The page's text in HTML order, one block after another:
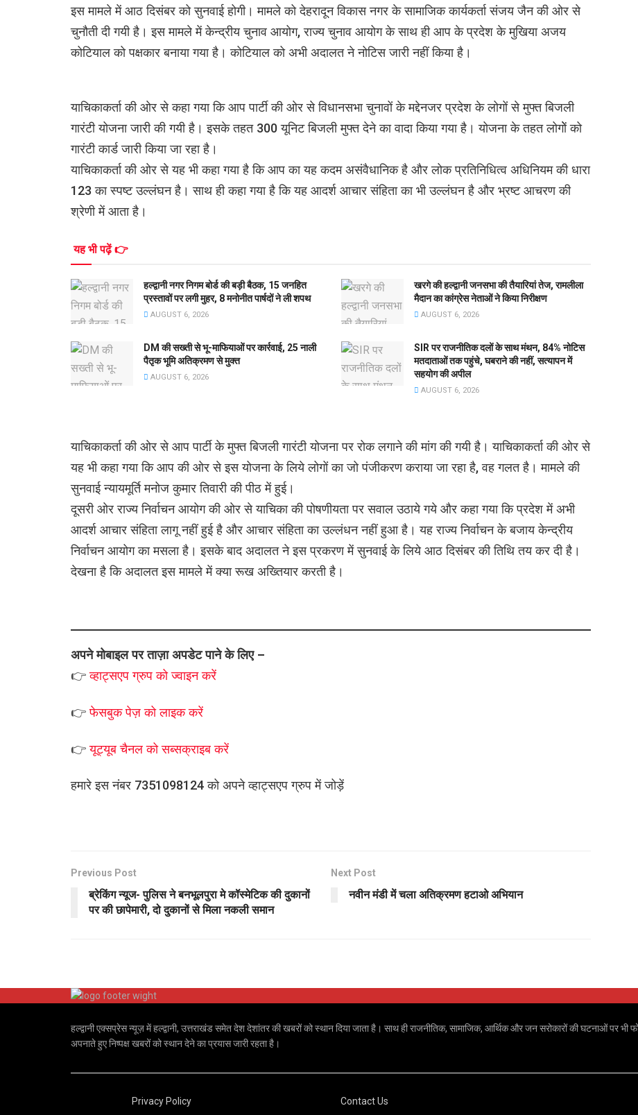
इस मामले में आठ दिसंबर को सुनवाई होगी। मामले को देहरादून विकास नगर के सामाजिक कार्यकर्ता संजय जैन की ओर से
चुनौती दी गयी है। इस मामले में केन्द्रीय चुनाव आयोग, राज्य चुनाव आयोग के साथ ही आप के प्रदेश के मुखिया अजय
कोटियाल को पक्षकार बनाया गया है। कोटियाल को अभी अदालत ने नोटिस जारी नहीं किया है।
याचिकाकर्ता की ओर से कहा गया कि आप पार्टी की ओर से विधानसभा चुनावों के मद्देनजर प्रदेश के लोगों से मुफ्त बिजली
गारंटी योजना जारी की गयी है। इसके तहत 300 यूनिट बिजली मुफ्त देने का वादा किया गया है। योजना के तहत लोगोें को
गारंटी कार्ड जारी किया जा रहा है।
याचिकाकर्ता की ओर से यह भी कहा गया है कि आप का यह कदम असंवैधानिक है और लोक प्रतिनिधित्व अधिनियम की धारा
123 का स्पष्ट उल्लंघन है। साथ ही कहा गया है कि यह आदर्श आचार संहिता का भी उल्लंघन है और भ्रष्ट आचरण की
श्रेणी में आता है।
यह भी पढ़ें 👉
हल्द्वानी नगर निगम बोर्ड की बड़ी बैठक, 15 जनहित
प्रस्तावों पर लगी मुहर, 8 मनोनीत पार्षदों ने ली शपथ
AUGUST 6, 2026
खरगे की हल्द्वानी जनसभा की तैयारियां तेज, रामलीला
मैदान का कांग्रेस नेताओं ने किया निरीक्षण
AUGUST 6, 2026
DM की सख्ती से भू-माफियाओं पर कार्रवाई, 25 नाली
पैतृक भूमि अतिक्रमण से मुक्त
AUGUST 6, 2026
SIR पर राजनीतिक दलों के साथ मंथन, 84% नोटिस
मतदाताओं तक पहुंचे, घबराने की नहीं, सत्यापन में
सहयोग की अपील
AUGUST 6, 2026
याचिकाकर्ता की ओर से आप पार्टी के मुफ्त बिजली गारंटी योजना पर रोक लगाने की मांग की गयी है। याचिकाकर्ता की ओर से
यह भी कहा गया कि आप की ओर से इस योजना के लिये लोगों का जो पंजीकरण कराया जा रहा है, वह गलत है। मामले की
सुनवाई न्यायमूर्ति मनोज कुमार तिवारी की पीठ में हुई।
दूसरी ओर राज्य निर्वाचन आयोग की ओर से याचिका की पोषणीयता पर सवाल उठाये गये और कहा गया कि प्रदेश में अभी
आदर्श आचार संहिता लागू नहीं हुई है और आचार संहिता का उल्लंधन नहीं हुआ है। यह राज्य निर्वाचन के बजाय केन्द्रीय
निर्वाचन आयोग का मसला है। इसके बाद अदालत ने इस प्रकरण में सुनवाई के लिये आठ दिसंबर की तिथि तय कर दी है।
देखना है कि अदालत इस मामले में क्या रूख अख्तियार करती है।
अपने मोबाइल पर ताज़ा अपडेट पाने के लिए –
👉व्हाट्सएपग्रुप कोज्वाइन करें
👉फेसबुक पेज़ को लाइक करें
👉यूट्यूब चैनल को सब्सक्राइब करें
हमारे इस नंबर 7351098124 को अपने व्हाट्सएप ग्रुप में जोड़ें
Previous Post
ब्रेकिंग न्यूज- पुलिस ने बनभूलपुरा मे कॉस्मेटिक की दुकानों
पर की छापेमारी, दो दुकानों से मिला नकली समान
Next Post
नवीन मंडी में चला अतिक्रमण हटाओ अभियान
हल्द्वानी एक्सप्रेस न्यूज़ में हल्द्वानी, उत्तराखंड समेत देश देशांतर की खबरों को स्थान दिया जाता है। साथ ही राजनीतिक, सामाजिक, आर्थिक और जन सरोकारों की घटनाओं पर भी
अपनाते हुए निष्पक्ष खबरों को स्थान देने का प्रयास जारी रहता है।
Privacy Policy Contact Us